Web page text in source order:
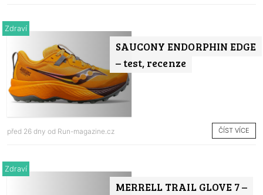
SAUCONY ENDORPHIN EDGE
– test, recenze
Zdraví
před 26 dny od Run-magazine.cz ČÍST VÍCE
MERRELL TRAIL GLOVE 7 –
Zdraví